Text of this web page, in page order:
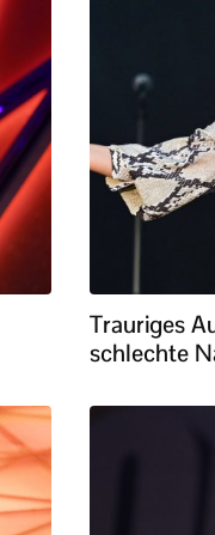
Trauriges
schlechte